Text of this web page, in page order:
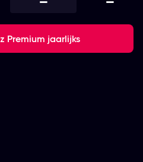
Premium jaarlijks